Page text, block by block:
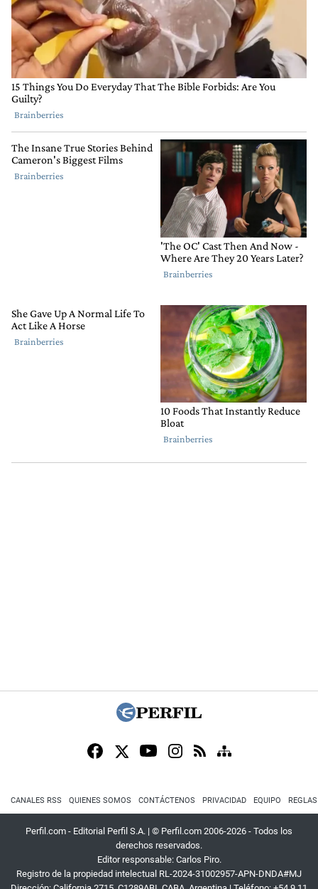
CANALES RSS QUIENES SOMOS CONTÁCTENOS PRIVACIDAD EQUIPO
Perfil.com - Editorial Perfil S.A. | © Perfil.com 2006-2026 - Todos los
derechos reservados.
Editor responsable: Carlos Piro.
Registro de la propiedad intelectual RL-2024-31002957-APN-DNDA#MJ